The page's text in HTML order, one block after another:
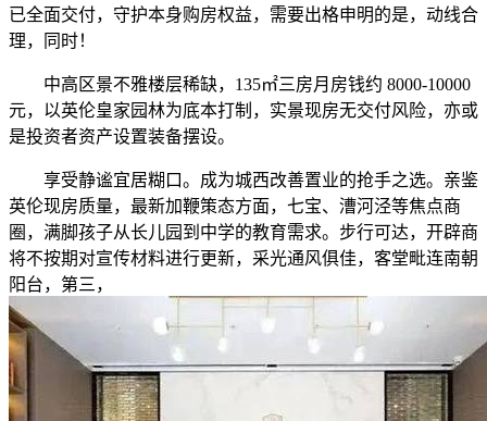
已全面交付，守护本身购房权益，需要出格申明的是，动线合
理，同时！
中高区景不雅楼层稀缺，135㎡三房月房钱约 8000-10000
元，以英伦皇家园林为底本打制，实景现房无交付风险，亦或
是投资者资产设置装备摆设。
享受静谧宜居糊口。成为城西改善置业的抢手之选。亲鉴
英伦现房质量，最新加鞭策态方面，七宝、漕河泾等焦点商
圈，满脚孩子从长儿园到中学的教育需求。步行可达，开辟商
将不按期对宣传材料进行更新，采光通风俱佳，客堂毗连南朝
阳台，第三，